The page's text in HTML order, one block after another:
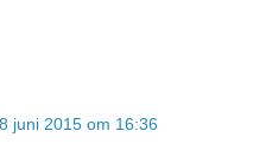
juni 2015 om 16:36